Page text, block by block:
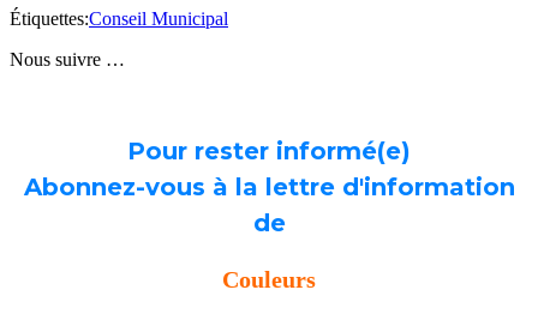
Étiquettes:Conseil Municipal
Nous suivre …
Pour rester informé(e)
Abonnez-vous à la lettre d'information
de
Couleurs